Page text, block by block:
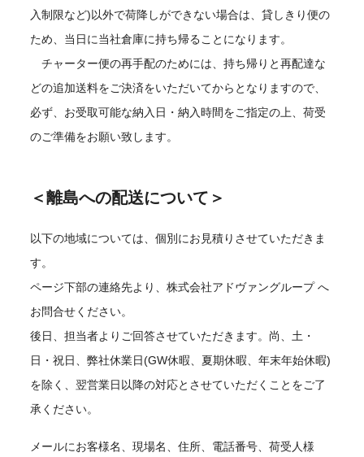
入制限など)以外で荷降しができない場合は、貸しきり便の
ため、当日に当社倉庫に持ち帰ることになります。
チャーター便の再手配のためには、持ち帰りと再配達な
どの追加送料をご決済をいただいてからとなりますので、
必ず、お受取可能な納入日・納入時間をご指定の上、荷受
のご準備をお願い致します。
＜離島への配送について＞
以下の地域については、個別にお見積りさせていただきま
す。
ページ下部の連絡先より、株式会社アドヴァングループ へ
お問合せください。
後日、担当者よりご回答させていただきます。尚、土・
日・祝日、弊社休業日(GW休暇、夏期休暇、年末年始休暇)
を除く、翌営業日以降の対応とさせていただくことをご了
承ください。
メールにお客様名、現場名、住所、電話番号、荷受人様